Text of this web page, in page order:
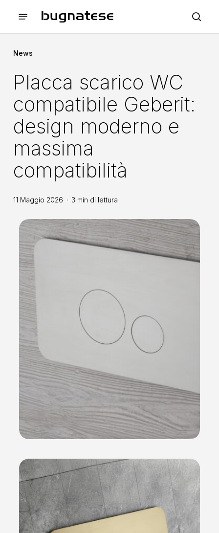
Menu
News
Placca scarico WC
compatibile Geberit:
design moderno e
massima
compatibilità
11 Maggio 2026 3 min di lettura